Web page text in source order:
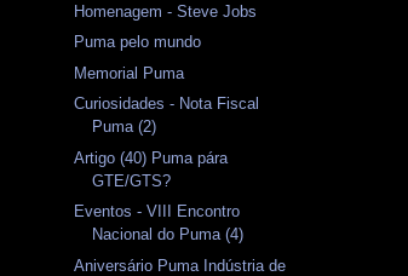
Homenagem - Steve Jobs
Puma pelo mundo
Memorial Puma
Curiosidades - Nota Fiscal
Puma (2)
Artigo (40) Puma pára
GTE/GTS?
Eventos - VIII Encontro
Nacional do Puma (4)
Aniversário Puma Indústria de